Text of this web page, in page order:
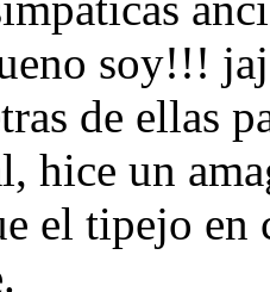
soy!!!
de ellas
hice un
el tipejo en